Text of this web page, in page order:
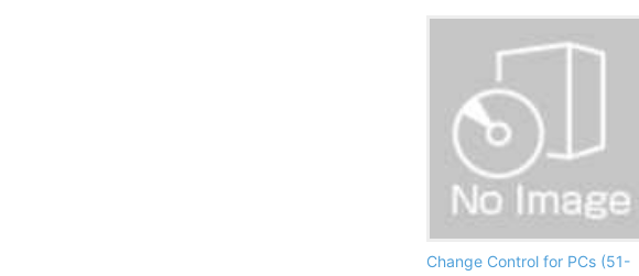
Change Control for PCs (51-